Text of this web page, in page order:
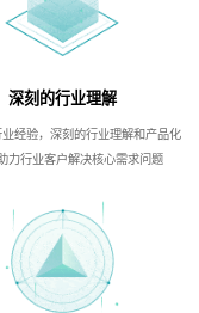
深刻的行业理解
业经验，深刻的行业理解和产品化
力行业客户解决核心需求问题